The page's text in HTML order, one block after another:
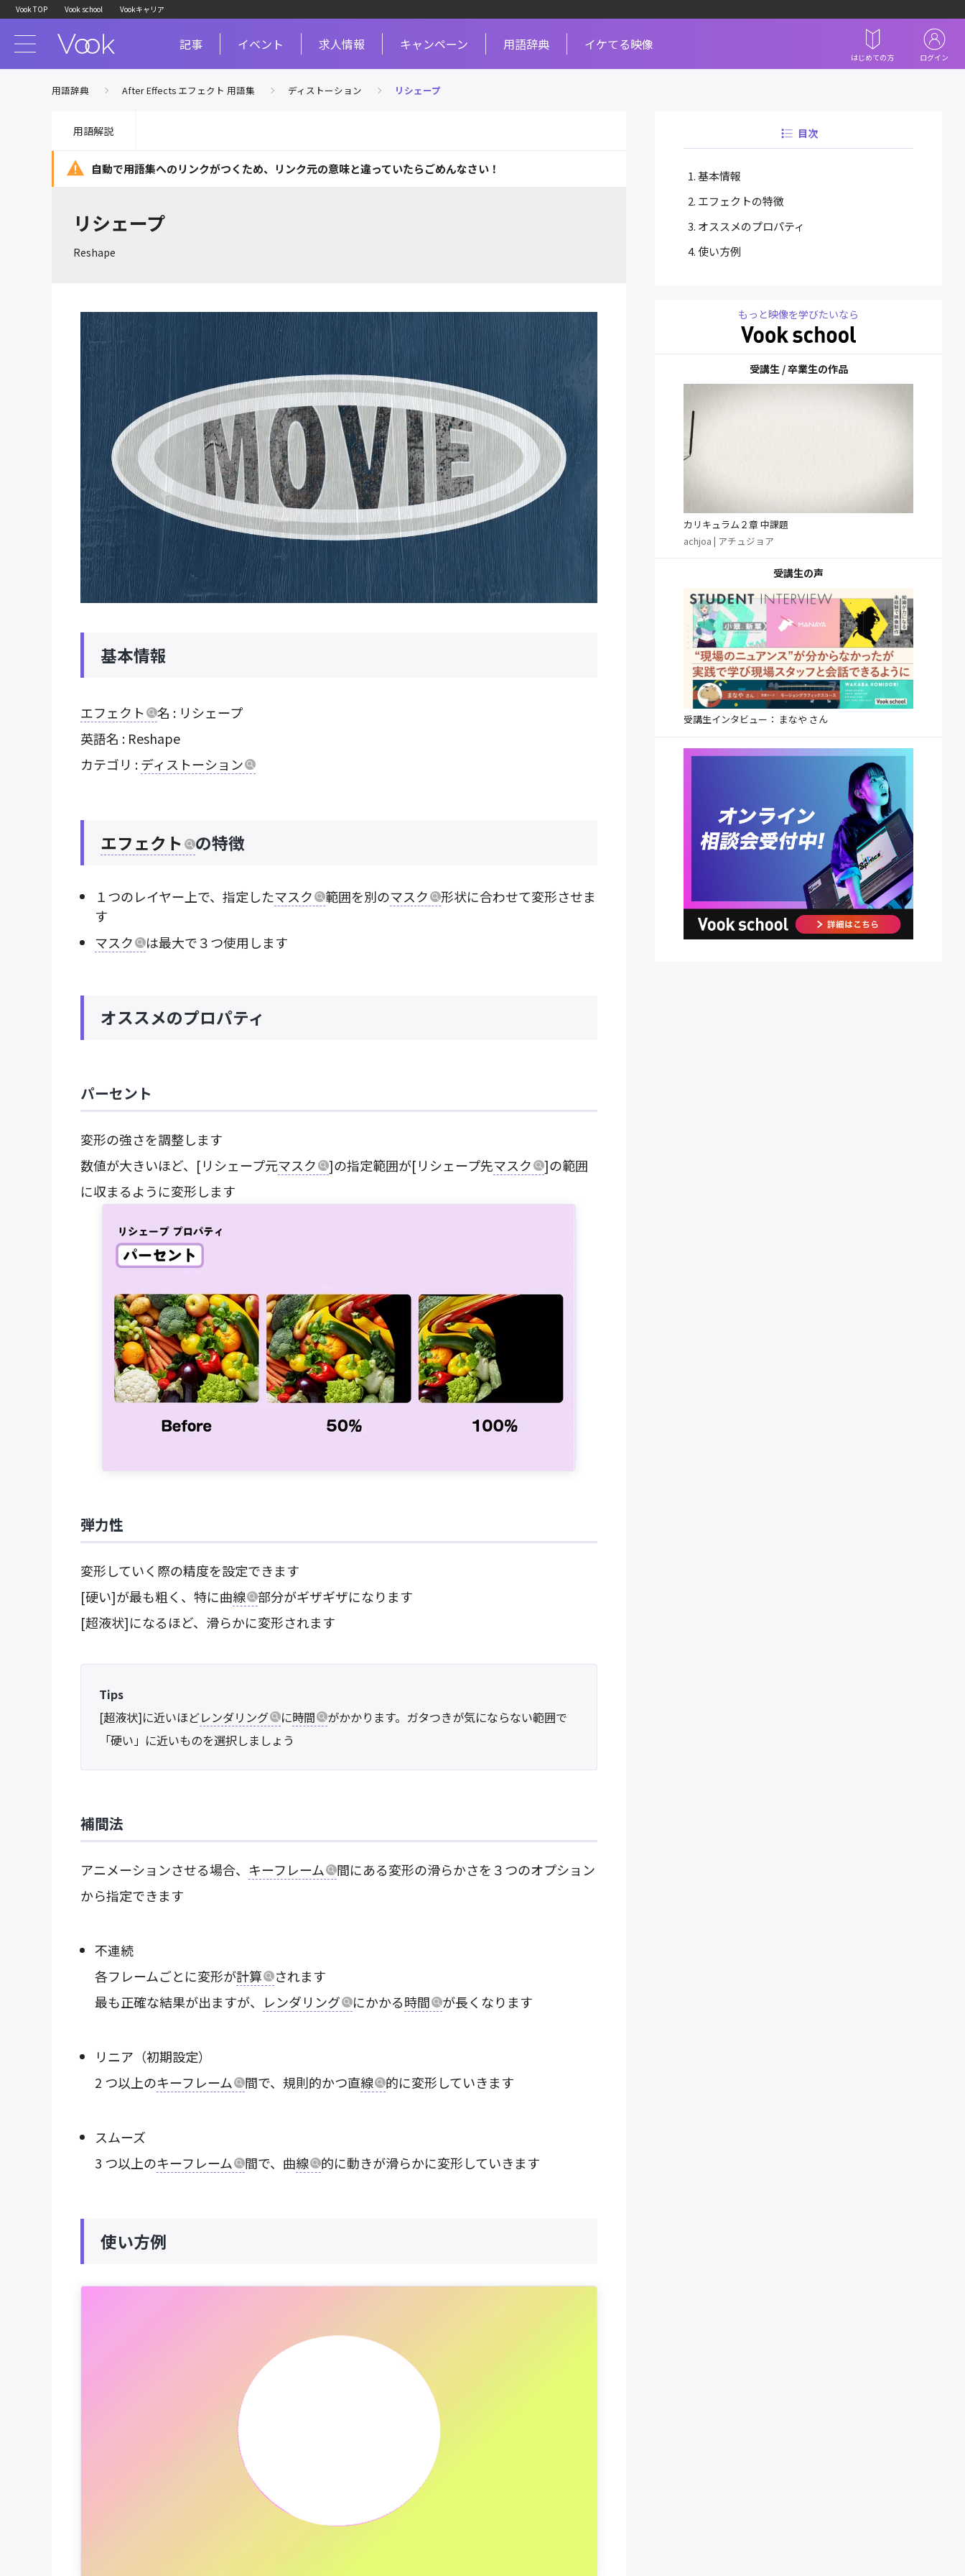
Vook TOP Vook school Vookキャリア
記事 イベント 求人情報 キャンペーン 用語辞典 イケてる映像
はじめての方 ログイン
用語辞典 After Effects エフェクト 用語集 ディストーション リシェープ
目次
基本情報
エフェクトの特徴
オススメのプロパティ
使い方例
もっと映像を学びたいなら
受講生 / 卒業生の作品
カリキュラム２章 中課題
achjoa | アチュジョア
受講生の声
受講生インタビュー： まなや さん
用語解説
自動で用語集へのリンクがつくため、 リンク元の意味と違っていたらごめんなさい！
リシェープ
Reshape
基本情報
エフェクト
名 : リシェープ
英語名 : Reshape
カテゴリ :ディストーション
エフェクト の特徴
１つのレイヤー上で、指定したマスク 範囲を別のマスク
形状に合わせて変形させま
す
マスク
は最大で３つ使用します
オススメのプロパティ
パーセント
変形の強さを調整します
数値が大きいほど、[リシェープ元マスク ]の指定範囲が[リシェープ先マスク
]の範囲
に収まるように変形します
弾力性
変形していく際の精度を設定できます
[硬い]が最も粗く、特に曲線
部分がギザギザになります
[超液状]になるほど、滑らかに変形されます
Tips
[超液状]に近いほどレンダリング に時間
がかかります。ガタつきが気にならない範囲で
「硬い」に近いものを選択しましょう
補間法
アニメーションさせる場合、 キーフレーム
間にある変形の滑らかさを３つのオプション
から指定できます
不連続
各フレームごとに変形が計算
されます
最も正確な結果が出ますが、
レンダリング にかかる時間 が長くなります
リニア（初期設定）
2 つ以上のキーフレーム 間で、規則的かつ直線 的に変形していきます
スムーズ
3 つ以上のキーフレーム 間で、曲線 的に動きが滑らかに変形していきます
使い方例